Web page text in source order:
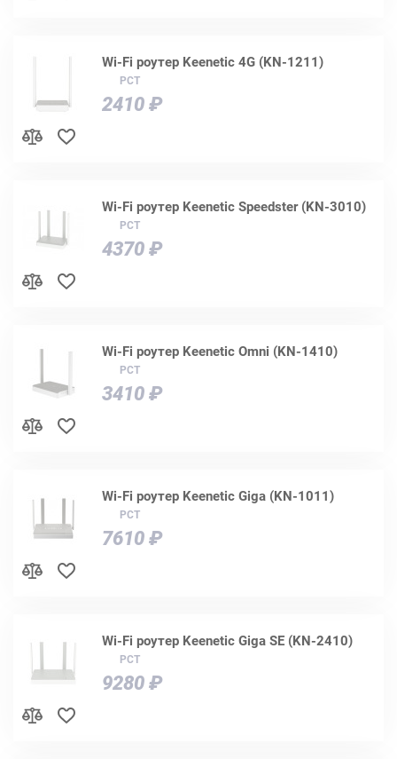
Wi-Fi роутер Keenetic 4G (KN-1211)
РСТ
2410 ₽
Wi-Fi роутер Keenetic Speedster (KN-3010)
РСТ
4370 ₽
Wi-Fi роутер Keenetic Omni (KN-1410)
РСТ
3410 ₽
Wi-Fi роутер Keenetic Giga (KN-1011)
РСТ
7610 ₽
Wi-Fi роутер Keenetic Giga SE (KN-2410)
РСТ
9280 ₽